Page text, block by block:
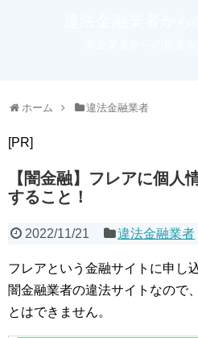
ホーム 違法金融業者
[PR]
【闇金融】フレアに個人
すること！
2022/11/21 違法金融業者
フレアという金融サイトに申し
闇金融業者の違法サイトなので
とはできません。